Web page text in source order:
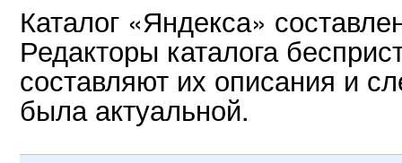
Каталог «Яндекса»
Редакторы каталога
составляют их описания и
была актуальной.